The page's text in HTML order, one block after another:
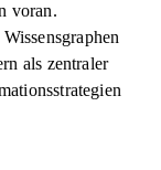
voran.
als zentraler